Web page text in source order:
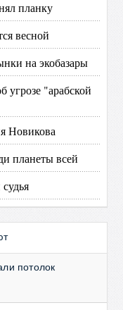
планку
весной
на экобазары
угрозе "арабской
Новикова
планеты всей
потолок